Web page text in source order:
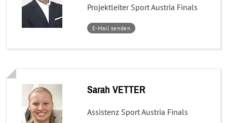
Projektleiter Sport Austria Finals
E-Mail senden–
Mag.
Daniel
Sarah VETTER
Assistenz Sport Austria Finals